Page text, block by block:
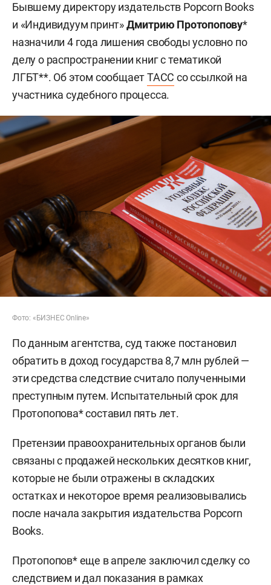
Бывшему директору издательств Popcorn Books
и «Индивидуум принт»Дмитрию Протопопову*
назначили 4 года лишения свободы условно по
делу о распространении книг с тематикой
ЛГБТ**. Об этом сообщаетТАСС со ссылкой на
участника судебного процесса.
Фото: «БИЗНЕС Online»
По данным агентства, суд также постановил
обратить в доход государства 8,7 млн рублей —
эти средства следствие считало полученными
преступным путем. Испытательный срок для
Протопопова* составил пять лет.
Претензии правоохранительных органов были
связаны с продажей нескольких десятков книг,
которые не были отражены в складских
остатках и некоторое время реализовывались
после начала закрытия издательства Popcorn
Books.
Протопопов* еще в апреле заключил сделку со
следствием и дал показания в рамках